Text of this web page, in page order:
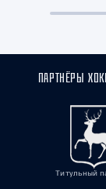
ПАРТНЁРЫ
Титульный